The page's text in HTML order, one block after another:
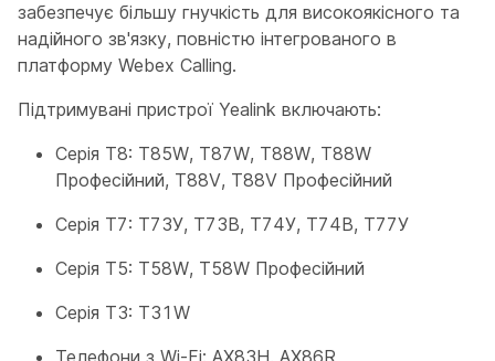
забезпечує більшу гнучкість для високоякісного та
надійного зв'язку, повністю інтегрованого в
платформу Webex Calling.
Підтримувані пристрої Yealink включають:
Серія T8: T85W, T87W, T88W, T88W
Професійний, T88V, T88V Професійний
Серія T7: Т73У, Т73В, Т74У, Т74В, Т77У
Серія T5: T58W, T58W Професійний
Серія T3: T31W
Телефони з Wi-Fi: AX83H, AX86R